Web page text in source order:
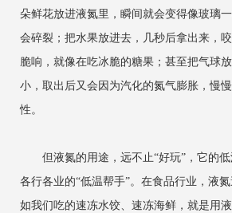
朵鲜花放进液氮里，瞬间就会变得像玻璃
会碎裂；把水果放进去，几秒后拿出来，
脆响，就像在吃冰脆的糖果；甚至把气球
小，取出后又会因为汽化的氮气膨胀，慢
性。
但液氮的用途，远不止“好玩”，它的低
各行各业的“低温帮手”。在食品行业，液
如我们吃的速冻水饺、速冻海鲜，就是用